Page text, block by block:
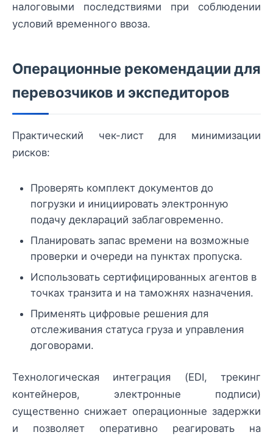
налоговыми последствиями при соблюдении
условий временного ввоза.
Операционные рекомендации для
перевозчиков и экспедиторов
Практический чек-лист для минимизации
рисков:
Проверять комплект документов до
погрузки и инициировать электронную
подачу деклараций заблаговременно.
Планировать запас времени на возможные
проверки и очереди на пунктах пропуска.
Использовать сертифицированных агентов в
точках транзита и на таможнях назначения.
Применять цифровые решения для
отслеживания статуса груза и управления
договорами.
Технологическая интеграция (EDI, трекинг
контейнеров, электронные подписи)
существенно снижает операционные задержки
и позволяет оперативно реагировать на